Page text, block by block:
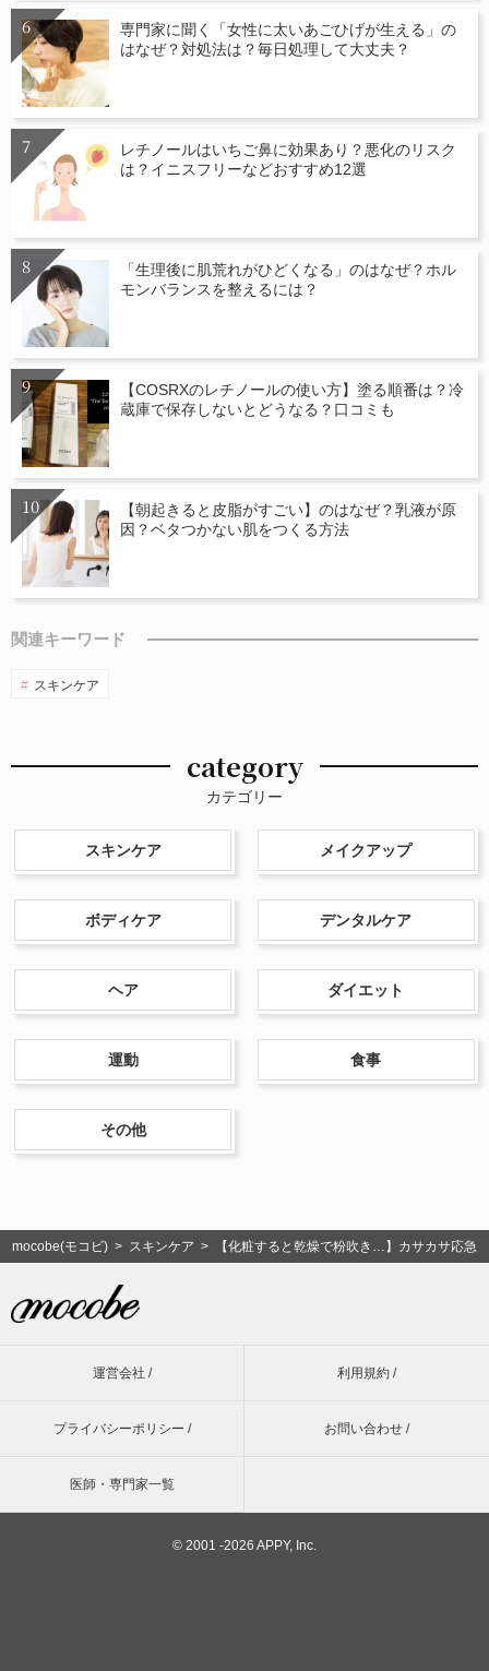
専門家に聞く「女性に太いあごひげが生える」の
はなぜ？対処法は？毎日処理して大丈夫？
レチノールはいちご鼻に効果あり？悪化のリスク
は？イニスフリーなどおすすめ12選
「生理後に肌荒れがひどくなる」のはなぜ？ホル
モンバランスを整えるには？
【COSRXのレチノールの使い方】塗る順番は？冷
蔵庫で保存しないとどうなる？口コミも
【朝起きると皮脂がすごい】のはなぜ？乳液が原
因？ベタつかない肌をつくる方法
関連キーワード
スキンケア
category
カテゴリー
スキンケア メイクアップ
ボディケア デンタルケア
ヘア ダイエット
運動 食事
その他
mocobe(モコビ) > スキンケア > 【化粧すると乾燥で粉吹き…】カサカサ応急
運営会社 / 利用規約 /
プライバシーポリシー / お問い合わせ /
医師・専門家一覧
© 2001 -2026 APPY, Inc.